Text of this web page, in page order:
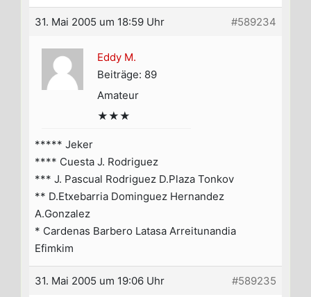
31. Mai 2005 um 18:59 Uhr #589234
Eddy M.
Beiträge: 89
Amateur
★★★
***** Jeker
**** Cuesta J. Rodriguez
*** J. Pascual Rodriguez D.Plaza Tonkov
** D.Etxebarria Dominguez Hernandez
A.Gonzalez
* Cardenas Barbero Latasa Arreitunandia
Efimkim
31. Mai 2005 um 19:06 Uhr #589235